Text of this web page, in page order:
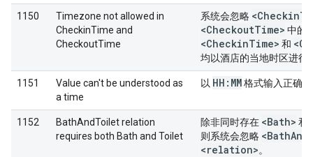
1150
Timezone not allowed in
CheckinTime and
CheckoutTime
系统会忽略 <Checkin
<CheckoutTime> 中的
<CheckinTime> 和
均以酒店的当地时区进行
1151
Value can't be understood as
a time
以 HH:MM格式输入正确
1152
BathAndToilet relation
requires both Bath and Toilet
除非同时存在 <Bath> 和
则系统会忽略 <BathAnd
<relation>。